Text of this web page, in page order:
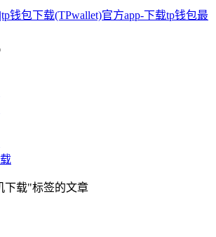
下载"标签的文章